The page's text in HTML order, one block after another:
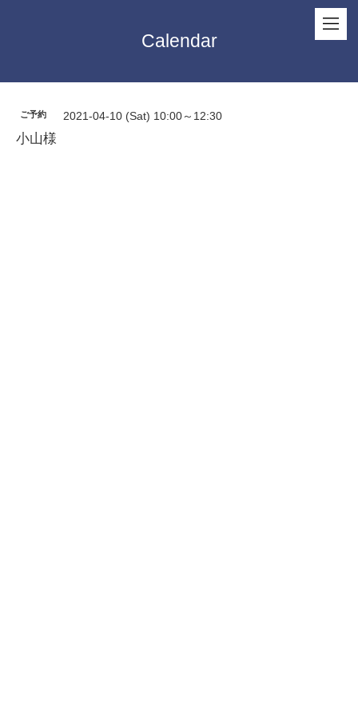
Calendar
ご予約 2021-04-10 (Sat) 10:00～12:30
小山様